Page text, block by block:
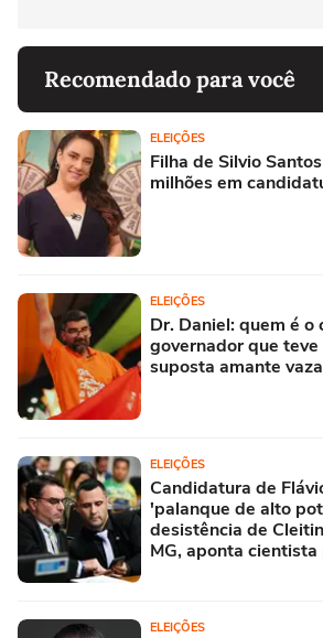
Recomendado para você
ELEIÇÕES
Filha de Silvio
milhões em
ELEIÇÕES
Dr. Daniel: quem é o
governador que
suposta amante
ELEIÇÕES
Candidatura de
'palanque de alto
desistência de
MG, aponta
ELEIÇÕES